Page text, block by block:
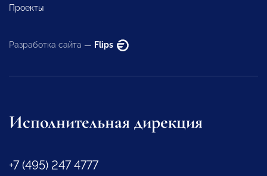
Проекты
Разработка сайта — Flips
Исполнительная дирекция
+7 (495) 247 4777